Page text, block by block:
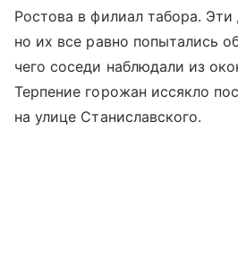
Ростова в филиал табора.
но их все равно попытались
чего соседи наблюдали из
Терпение горожан иссякло
на улице Станиславского.